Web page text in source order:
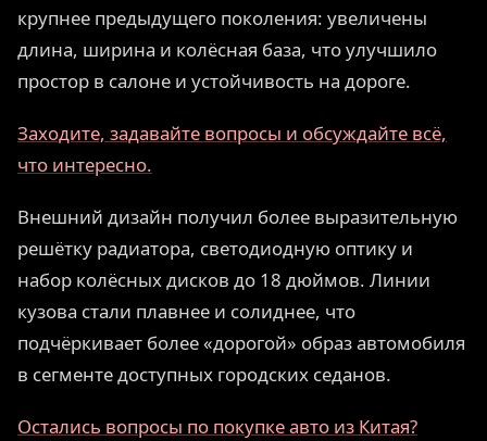
крупнее предыдущего поколения: увеличены
длина, ширина и колёсная база, что улучшило
простор в салоне и устойчивость на дороге.
Заходите, задавайте вопросы и обсуждайте всё,
что интересно.
Внешний дизайн получил более выразительную
решётку радиатора, светодиодную оптику и
набор колёсных дисков до 18 дюймов. Линии
кузова стали плавнее и солиднее, что
подчёркивает более «дорогой» образ автомобиля
в сегменте доступных городских седанов.
Остались вопросы по покупке авто из Китая?